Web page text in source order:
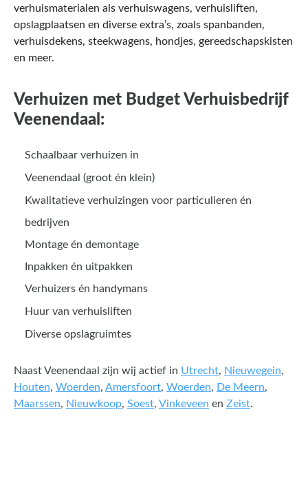
verhuismaterialen als verhuiswagens, verhuisliften,
opslagplaatsen en diverse extra’s, zoals spanbanden,
verhuisdekens, steekwagens, hondjes, gereedschapskisten
en meer.
Verhuizen met Budget Verhuisbedrijf
Veenendaal:
Schaalbaar verhuizen in
Veenendaal (groot én klein)
Kwalitatieve verhuizingen voor particulieren én
bedrijven
Montage én demontage
Inpakken én uitpakken
Verhuizers én handymans
Huur van verhuisliften
Diverse opslagruimtes
Naast Veenendaal zijn wij actief in Utrecht, Nieuwegein,
Houten, Woerden, Amersfoort, Woerden, De Meern,
Maarssen, Nieuwkoop, Soest, Vinkeveen en Zeist.